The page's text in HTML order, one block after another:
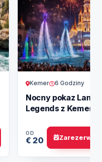
Kemer 6 Godziny
Nocny pokaz Land
Legends z Kemer –
OD
€ 20 Zarezerwuj